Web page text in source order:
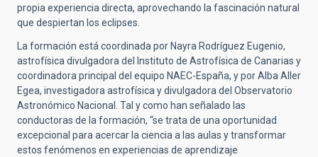
propia experiencia directa, aprovechando la fascinación natural
que despiertan los eclipses.
La formación está coordinada por Nayra Rodríguez Eugenio,
astrofísica divulgadora del Instituto de Astrofísica de Canarias y
coordinadora principal del equipo NAEC-España, y por Alba Aller
Egea, investigadora astrofísica y divulgadora del Observatorio
Astronómico Nacional. Tal y como han señalado las
conductoras de la formación, “se trata de una oportunidad
excepcional para acercar la ciencia a las aulas y transformar
estos fenómenos en experiencias de aprendizaje